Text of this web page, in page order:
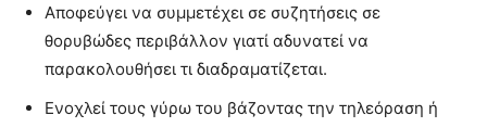
Αποφεύγει να συμμετέχει σε συζητήσεις σε
θορυβώδες περιβάλλον γιατί αδυνατεί να
παρακολουθήσει τι διαδραματίζεται.
Ενοχλεί τους γύρω του βάζοντας την τηλεόραση ή